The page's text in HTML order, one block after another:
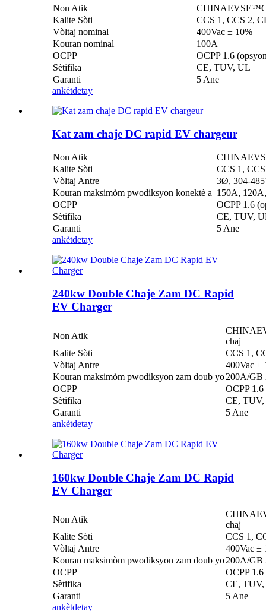
Non Atik
Kalite Sòti
CCS 1, CCS 2,
Vòltaj nominal
400Vac ± 10%
Kouran nominal
100A
OCPP
OCPP 1.6
Sètifika
CE, TUV, UL
Garanti
5 Ane
ankètdetay
Kat zam chaje DC rapid EV chargeur
Non Atik
Kalite Sòti
CCS 1,
Vòltaj Antre
3Ø, 304-
Kouran maksimòm pwodiksyon konektè a 150A,
OCPP
OCPP 1.6
Sètifika
CE, TUV,
Garanti
5 Ane
ankètdetay
240kw Double Chaje Zam DC Rapid
EV Charger
Non Atik
chaj
Kalite Sòti
CCS 1,
Vòltaj Antre
400Vac ±
Kouran maksimòm pwodiksyon zam doub yo200A/GB
OCPP
OCPP
Sètifika
CE,
Garanti
5 Ane
ankètdetay
160kw Double Chaje Zam DC Rapid
EV Charger
Non Atik
chaj
Kalite Sòti
CCS 1,
Vòltaj Antre
400Vac ±
Kouran maksimòm pwodiksyon zam doub yo200A/GB
OCPP
OCPP
Sètifika
CE,
Garanti
5 Ane
ankètdetay